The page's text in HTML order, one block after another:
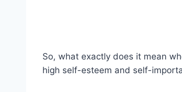
So, what exactly does it mean
high self-esteem and self-